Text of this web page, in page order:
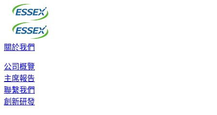
關於我們
公司概覽
主席報告
聯繫我們
創新研發